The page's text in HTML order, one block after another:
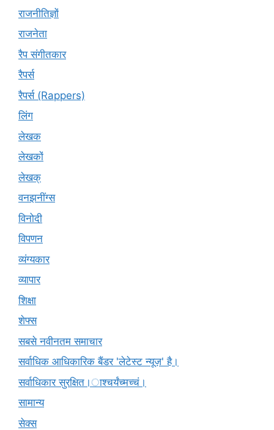
राजनीतिज्ञों
राजनेता
रैप संगीतकार
रैपर्स
रैपर्स (Rappers)
लिंग
लेखक
लेखकों
लेखक्
वनझनींग्स
विनोदी
विपणन
व्यंग्यकार
व्यापार
शिक्षा
शेफ्स
सबसे नवीनतम समाचार
सर्वाधिक आधिकारिक बैंडर 'लेटेस्ट न्यूज़' है।
सर्वाधिकार सुरक्षित।ाश्चर्यंच्मच्चं।
सामान्य
सेक्स